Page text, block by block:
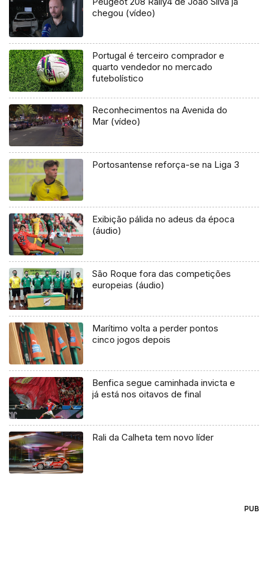
chegou (vídeo)
Portugal é terceiro comprador e
quarto vendedor no mercado
futebolístico
Reconhecimentos na Avenida do
Mar (vídeo)
Portosantense reforça-se na Liga 3
Exibição pálida no adeus da época
(áudio)
São Roque fora das competições
europeias (áudio)
Marítimo volta a perder pontos
cinco jogos depois
Benfica segue caminhada invicta e
já está nos oitavos de final
Rali da Calheta tem novo líder
PUB